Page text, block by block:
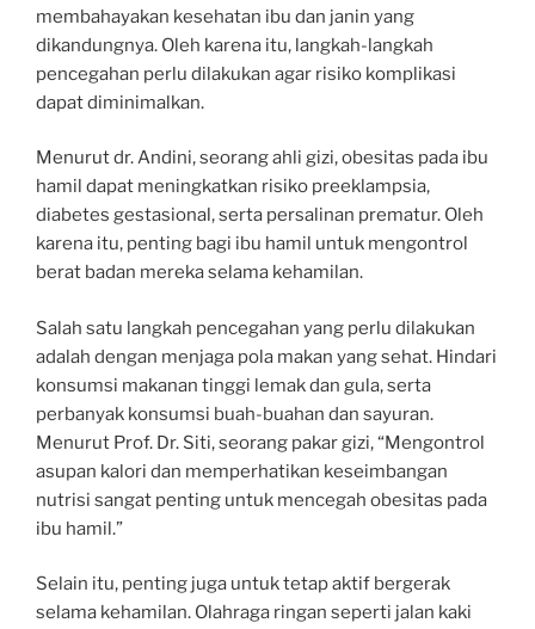
membahayakan kesehatan ibu dan janin yang
dikandungnya. Oleh karena itu, langkah-langkah
pencegahan perlu dilakukan agar risiko komplikasi
dapat diminimalkan.
Menurut dr. Andini, seorang ahli gizi, obesitas pada ibu
hamil dapat meningkatkan risiko preeklampsia,
diabetes gestasional, serta persalinan prematur. Oleh
karena itu, penting bagi ibu hamil untuk mengontrol
berat badan mereka selama kehamilan.
Salah satu langkah pencegahan yang perlu dilakukan
adalah dengan menjaga pola makan yang sehat. Hindari
konsumsi makanan tinggi lemak dan gula, serta
perbanyak konsumsi buah-buahan dan sayuran.
Menurut Prof. Dr. Siti, seorang pakar gizi, “Mengontrol
asupan kalori dan memperhatikan keseimbangan
nutrisi sangat penting untuk mencegah obesitas pada
ibu hamil.”
Selain itu, penting juga untuk tetap aktif bergerak
selama kehamilan. Olahraga ringan seperti jalan kaki